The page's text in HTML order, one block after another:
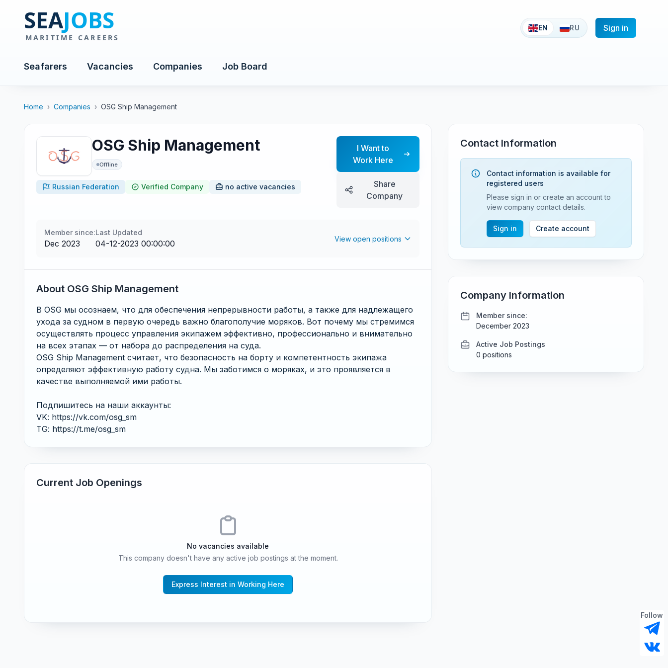
EN RU Sign in
Seafarers Vacancies Companies Job Board
Home › Companies › OSG Ship Management
OSG Ship Management
Offline
Russian Federation Verified Company no active vacancies
I Want to
Work Here
Share
Company
Member since:
Dec 2023
Last Updated
04-12-2023 00:00:00 View open positions
About OSG Ship Management
В OSG мы осознаем, что для обеспечения непрерывности работы, а также для надлежащего
ухода за судном в первую очередь важно благополучие моряков. Вот почему мы стремимся
осуществлять процесс управления экипажем эффективно, профессионально и внимательно
на всех этапах — от набора до распределения на суда.
OSG Ship Management считает, что безопасность на борту и компетентность экипажа
определяют эффективную работу судна. Мы заботимся о моряках, и это проявляется в
качестве выполняемой ими работы.
Подпишитесь на наши аккаунты:
VK: https://vk.com/osg_sm
TG: https://t.me/osg_sm
Current Job Openings
No vacancies available
This company doesn't have any active job postings at the moment.
Express Interest in Working Here
Contact Information
Contact information is available for
registered users
Please sign in or create an account to
view company contact details.
Sign in Create account
Company Information
Member since:
December 2023
Active Job Postings
0 positions
Follow